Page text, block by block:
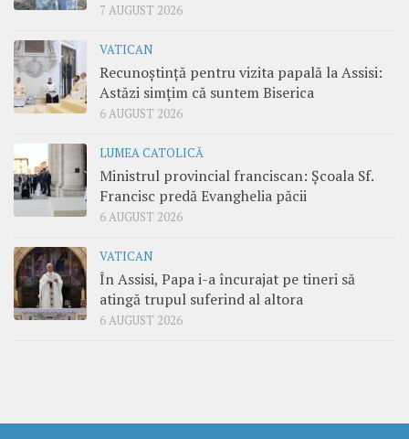
7 AUGUST 2026
VATICAN
Recunoștință pentru vizita papală la Assisi:
Astăzi simțim că suntem Biserica
6 AUGUST 2026
LUMEA CATOLICĂ
Ministrul provincial franciscan: Școala Sf.
Francisc predă Evanghelia păcii
6 AUGUST 2026
VATICAN
În Assisi, Papa i-a încurajat pe tineri să
atingă trupul suferind al altora
6 AUGUST 2026